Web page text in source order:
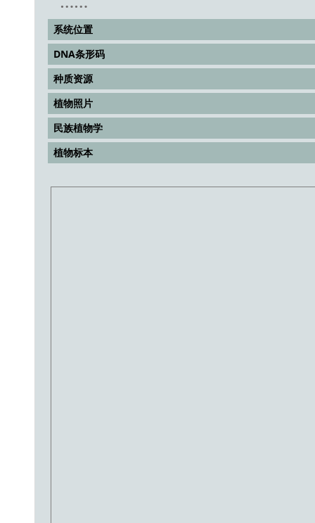
系统位置
DNA条形码
种质资源
植物照片
民族植物学
植物标本